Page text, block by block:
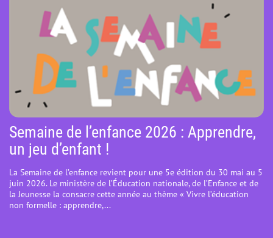
Semaine de l’enfance 2026 : Apprendre,
un jeu d’enfant !
La Semaine de l’enfance revient pour une 5e édition du 30 mai au 5
juin 2026. Le ministère de l’Éducation nationale, de l’Enfance et de
la Jeunesse la consacre cette année au thème « Vivre l’éducation
non formelle : apprendre,...